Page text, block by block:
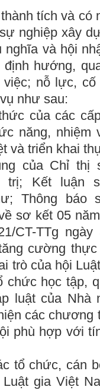
tích và có
nghiệp xây
và hội
hướng,
nỗ lực, cố
như sau:
của các
năng, nhiệm
và triển khai
của Chỉ thị
trị; Kết luận
Thông báo
sơ kết 05
CT-TTg ngày
cường
trò của hội
chức học tập,
luật của Nhà
các chương
phù hợp với
tổ chức, cán
gia Việt